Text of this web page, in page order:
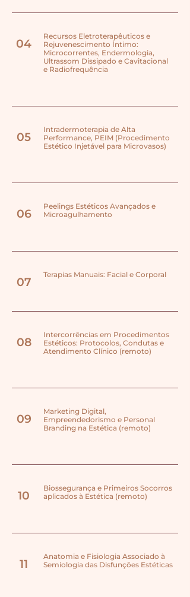
04
Recursos Eletroterapêuticos e
Rejuvenescimento Íntimo:
Microcorrentes, Endermologia,
Ultrassom Dissipado e Cavitacional
e Radiofrequência
05
Intradermoterapia de Alta
Performance, PEIM (Procedimento
Estético Injetável para Microvasos)
06
Peelings Estéticos Avançados e
Microagulhamento
07
Terapias Manuais: Facial e Corporal
08
Intercorrências em Procedimentos
Estéticos: Protocolos, Condutas e
Atendimento Clínico (remoto)
09
Marketing Digital,
Empreendedorismo e Personal
Branding na Estética (remoto)
10
Biossegurança e Primeiros Socorros
aplicados à Estética (remoto)
11
Anatomia e Fisiologia Associado à
Semiologia das Disfunções Estéticas